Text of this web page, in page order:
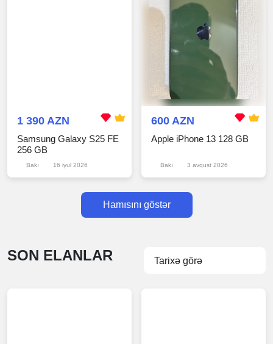
1 390 AZN
Samsung Galaxy S25 FE
256 GB
Bakı 16 iyul 2026
600 AZN
Apple iPhone 13 128 GB
Bakı 3 avqust 2026
Hamısını göstər
SON ELANLAR